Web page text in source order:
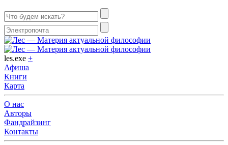
les.exe +
Афиша
Книги
Карта
О нас
Авторы
Фандрайзинг
Контакты